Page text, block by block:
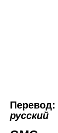
Перевод:
русский